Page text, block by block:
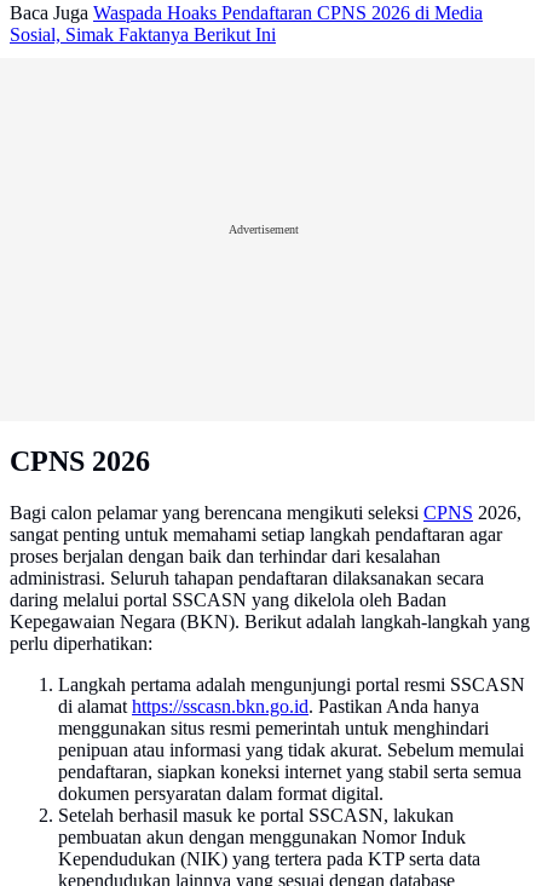
Baca Juga Waspada Hoaks Pendaftaran CPNS 2026 di Media
Sosial, Simak Faktanya Berikut Ini
Advertisement
CPNS 2026
Bagi calon pelamar yang berencana mengikuti seleksi CPNS 2026,
sangat penting untuk memahami setiap langkah pendaftaran agar
proses berjalan dengan baik dan terhindar dari kesalahan
administrasi. Seluruh tahapan pendaftaran dilaksanakan secara
daring melalui portal SSCASN yang dikelola oleh Badan
Kepegawaian Negara (BKN). Berikut adalah langkah-langkah yang
perlu diperhatikan:
Langkah pertama adalah mengunjungi portal resmi SSCASN
di alamat https://sscasn.bkn.go.id. Pastikan Anda hanya
menggunakan situs resmi pemerintah untuk menghindari
penipuan atau informasi yang tidak akurat. Sebelum memulai
pendaftaran, siapkan koneksi internet yang stabil serta semua
dokumen persyaratan dalam format digital.
Setelah berhasil masuk ke portal SSCASN, lakukan
pembuatan akun dengan menggunakan Nomor Induk
Kependudukan (NIK) yang tertera pada KTP serta data
kependudukan lainnya yang sesuai dengan database